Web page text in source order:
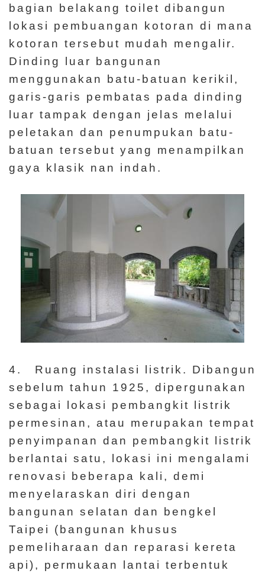
bagian belakang toilet dibangun
lokasi pembuangan kotoran di mana
kotoran tersebut mudah mengalir.
Dinding luar bangunan
menggunakan batu-batuan kerikil,
garis-garis pembatas pada dinding
luar tampak dengan jelas melalui
peletakan dan penumpukan batu-
batuan tersebut yang menampilkan
gaya klasik nan indah.
4. Ruang instalasi listrik. Dibangun
sebelum tahun 1925, dipergunakan
sebagai lokasi pembangkit listrik
permesinan, atau merupakan tempat
penyimpanan dan pembangkit listrik
berlantai satu, lokasi ini mengalami
renovasi beberapa kali, demi
menyelaraskan diri dengan
bangunan selatan dan bengkel
Taipei (bangunan khusus
pemeliharaan dan reparasi kereta
api), permukaan lantai terbentuk